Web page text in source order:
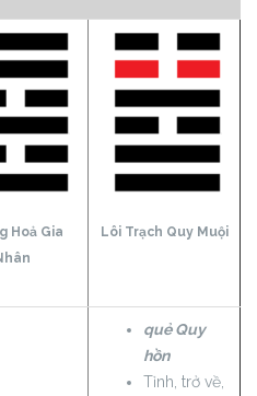
Hoả Gia
Lôi Trạch Quy Muội
quẻ Quy
hồn
Tỉnh, trở về,